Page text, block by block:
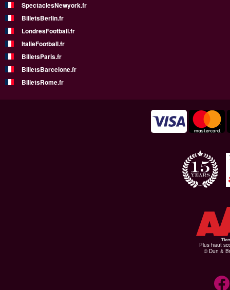
SpectaclesNewyork.fr
BilletsBerlin.fr
LondresFootball.fr
ItalieFootball.fr
BilletsParis.fr
BilletsBarcelone.fr
BilletsRome.fr
Plus haut
© Dun &